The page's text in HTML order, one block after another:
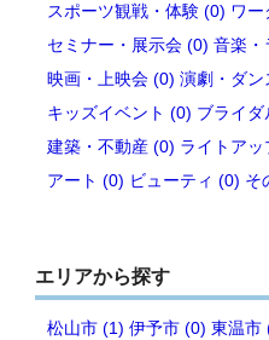
スポーツ観戦・体験 (0) ワー
セミナー・展示会 (0) 音楽・
映画・上映会 (0) 演劇・ダン
キッズイベント (0) ブライ
建築・不動産 (0) ライトアッ
アート (0) ビューティ (0) そ
エリアから探す
松山市 (1) 伊予市 (0) 東温市